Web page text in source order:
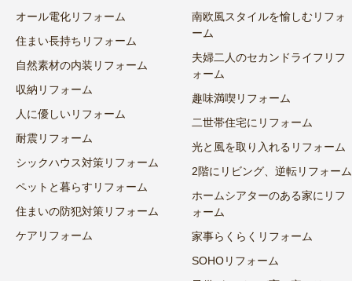
オール電化リフォーム
住まい長持ちリフォーム
自然素材の内装リフォーム
収納リフォーム
人に優しいリフォーム
耐震リフォーム
シックハウス対策リフォーム
ペットと暮らすリフォーム
住まいの防犯対策リフォーム
ケアリフォーム
南欧風スタイルを愉しむリフォ
ーム
夫婦二人のセカンドライフリフ
ォーム
趣味満喫リフォーム
二世帯住宅にリフォーム
光と風を取り入れるリフォーム
2階にリビング、逆転リフォーム
ホームシアターのある家にリフ
ォーム
家事らくらくリフォーム
SOHOリフォーム